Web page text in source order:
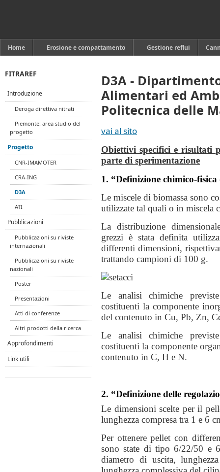
Home Erosione e compattamento Gestione reflui
D3A -
Alimentari ed
Politecnica delle
vai al sito
Obiettivi specifici e risultati
parte di sperimentazione
1. “Definizione chimico-
Le miscele di biomassa sono
utilizzate tal quali o in miscela
La distribuzione
grezzi è stata definita
differenti dimensioni,
trattando campioni di 100 g.
Le analisi chimiche
costituenti la componente
del contenuto in Cu, Pb, Zn,
Le analisi chimiche
costituenti la componente
contenuto in C, H e N.
2. “Definizione delle
Le dimensioni scelte per il
lunghezza compresa tra 1 e 6
Per ottenere pellet con
sono state di tipo 6/22/50 e
diametro di uscita,
FITRAREF
Introduzione
Deroga direttiva nitrati
Piemonte: area studio del
progetto
Progetto
CNR-IMAMOTER
CRA-ING
D3A
ATI
Pubblicazioni
Pubblicazioni su riviste
internazionali
Pubblicazioni su riviste
nazionali
Poster
Presentazioni
Atti di conferenze
Altri prodotti della ricerca
Approfondimenti
Link utili